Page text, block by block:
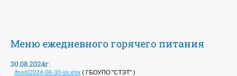
Меню ежедневного горячего питания
30.08.2024г.
/food/2024-08-30-ss.xlsx ( ГБОУПО "СТЭТ" )